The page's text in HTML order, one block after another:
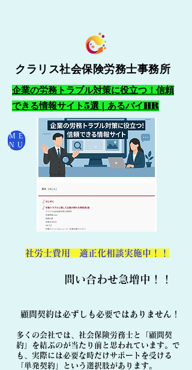
クラリス社会保険労務士事務所
企業の労務トラブル対策に役立つ！信頼
できる情報サイト5選 | あるバイHR
ME
NU
​社労士費用 適正化相談実施中！！
​問い合わせ急増中！！
顧問契約は必ずしも必要ではありません！
多くの会社では、社会保険労務士と「顧問契
約」を結ぶのが当たり前と思われています。で
も、実際には必要な時だけサポートを受ける
「単発契約」という選択肢があります。